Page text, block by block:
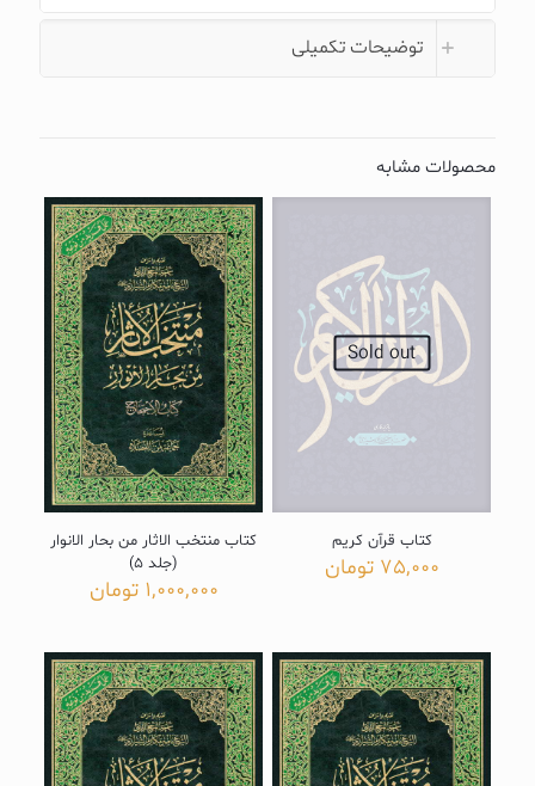
توضیحات تکمیلی
محصولات مشابه
Sold out
کتاب قرآن کریم
75,000 تومان
کتاب منتخب الاثار من بحار الانوار
(جلد 5)
1,000,000 تومان